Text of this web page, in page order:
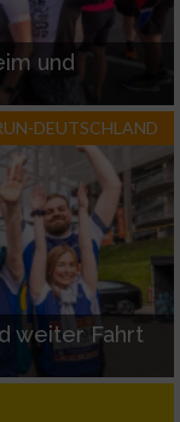
und
DEUTSCHLAND
weiter Fahrt